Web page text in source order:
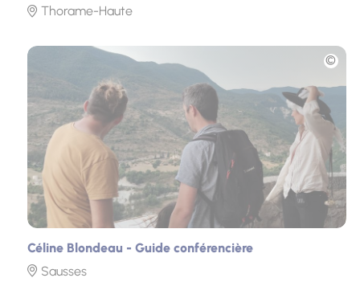
Thorame-Haute
Céline Blondeau - Guide conférencière
Sausses
Photo